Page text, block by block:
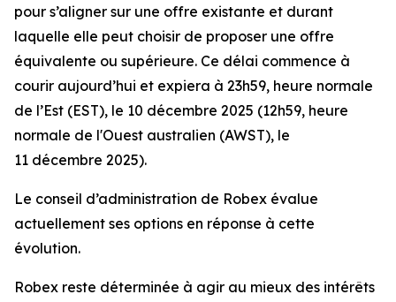
pour s’aligner sur une offre existante et durant
laquelle elle peut choisir de proposer une offre
équivalente ou supérieure. Ce délai commence à
courir aujourd’hui et expiera à 23h59, heure normale
de l’Est (EST), le 10 décembre 2025 (12h59, heure
normale de l'Ouest australien (AWST), le
11 décembre 2025).
Le conseil d’administration de Robex évalue
actuellement ses options en réponse à cette
évolution.
Robex reste déterminée à agir au mieux des intérêts